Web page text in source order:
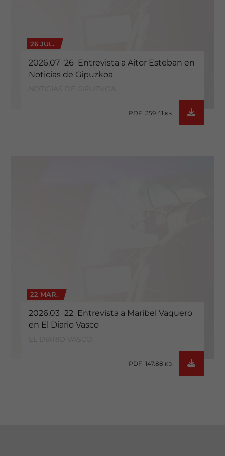
26 JUL.
2026.07_26_Entrevista a Aitor Esteban en
Noticias de Gipuzkoa
PDF 359.41 KB
22 MAR.
2026.03_22_Entrevista a Maribel Vaquero
en El Diario Vasco
PDF 147.88 KB